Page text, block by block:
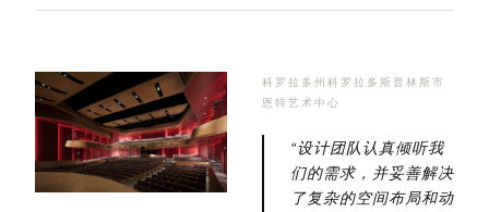
科罗拉多州科罗拉多斯普林斯市
恩特艺术中心
“设计团队认真倾听我
们的需求，并妥善解决
了复杂的空间布局和动